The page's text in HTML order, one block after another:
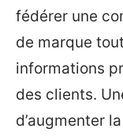
fédérer une
de marque
informations
des clients.
d’augmenter